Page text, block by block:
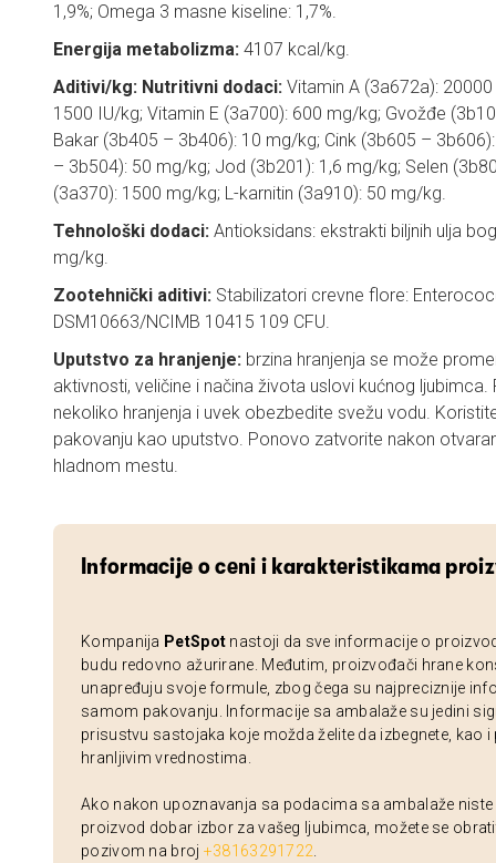
1,9%; Omega 3 masne kiseline: 1,7%.
Energija metabolizma: 4107 kcal/kg.
Aditivi/kg: Nutritivni dodaci: Vitamin A (3a672a):
1500 IU/kg; Vitamin E (3a700): 600 mg/kg; Gvožđe
Bakar (3b405 – 3b406): 10 mg/kg; Cink (3b605 –
– 3b504): 50 mg/kg; Jod (3b201): 1,6 mg/kg; Selen
(3a370): 1500 mg/kg; L-karnitin (3a910): 50 mg/kg.
Tehnološki dodaci: Antioksidans: ekstrakti biljnih ulja
mg/kg.
Zootehnički aditivi: Stabilizatori crevne flore:
DSM10663/NCIMB 10415 109 CFU.
Uputstvo za hranjenje: brzina hranjenja se može
aktivnosti, veličine i načina života uslovi kućnog ljubimca.
nekoliko hranjenja i uvek obezbedite svežu vodu.
pakovanju kao uputstvo. Ponovo zatvorite nakon
hladnom mestu.
Informacije o ceni i karakteristikama
Kompanija PetSpot nastoji da sve informacije o
budu redovno ažurirane. Međutim, proizvođači hrane
unapređuju svoje formule, zbog čega su najpreciznije
samom pakovanju. Informacije sa ambalaže su jedini
prisustvu sastojaka koje možda želite da izbegnete, kao
hranljivim vrednostima.
Ako nakon upoznavanja sa podacima sa ambalaže niste
proizvod dobar izbor za vašeg ljubimca, možete se
pozivom na broj +38163291722